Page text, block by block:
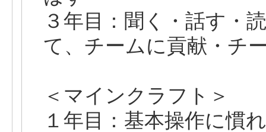
３年目：聞く・話す・
て、チームに貢献・チ
＜マインクラフト＞
１年目：基本操作に慣